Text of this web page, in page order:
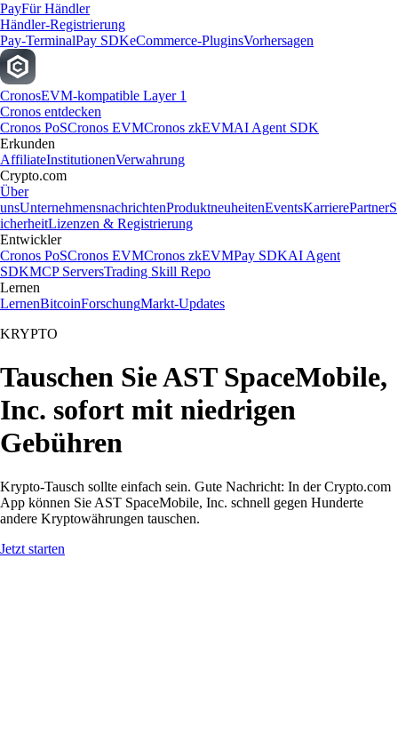
PayFür Händler
Händler-Registrierung
Pay-TerminalPay SDKeCommerce-PluginsVorhersagen
CronosEVM-kompatible Layer 1
Cronos entdecken
Cronos PoSCronos EVMCronos zkEVMAI Agent SDK
Erkunden
AffiliateInstitutionenVerwahrung
Crypto.com
Über
unsUnternehmensnachrichtenProduktneuheitenEventsKarrierePartnerS
icherheitLizenzen & Registrierung
Entwickler
Cronos PoSCronos EVMCronos zkEVMPay SDKAI Agent
SDKMCP ServersTrading Skill Repo
Lernen
LernenBitcoinForschungMarkt-Updates
KRYPTO
Tauschen Sie AST SpaceMobile,
Inc. sofort mit niedrigen
Gebühren
Krypto-Tausch sollte einfach sein. Gute Nachricht: In der Crypto.com
App können Sie AST SpaceMobile, Inc. schnell gegen Hunderte
andere Kryptowährungen tauschen.
Jetzt starten